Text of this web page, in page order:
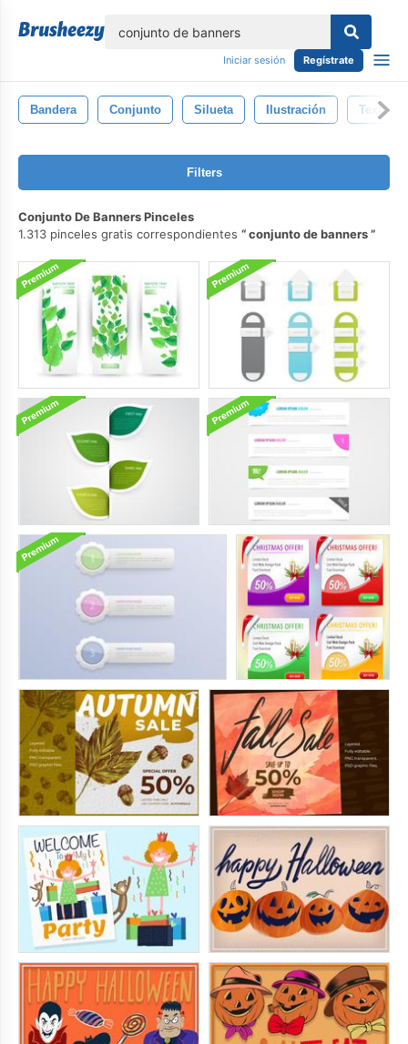
Iniciar sesión Regístrate
Bandera Conjunto Silueta Ilustración Texto
Filters
Conjunto De Banners Pinceles
1.313 pinceles gratis correspondientes
conjunto de banners